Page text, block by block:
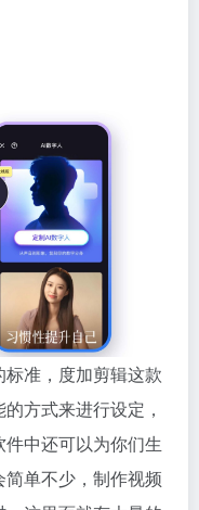
准，度加剪辑这款
方式来进行设定，
中还可以为你们生
单不少，制作视频